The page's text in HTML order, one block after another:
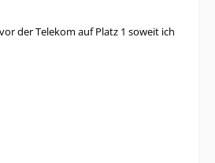
der Telekom auf Platz 1 soweit ich